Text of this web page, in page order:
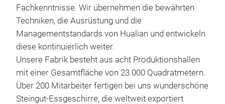
Fachkenntnisse. Wir übernehmen die bewährten
Techniken, die Ausrüstung und die
Managementstandards von Hualian und entwickeln
diese kontinuierlich weiter.
Unsere Fabrik besteht aus acht Produktionshallen
mit einer Gesamtfläche von 23.000 Quadratmetern.
Über 200 Mitarbeiter fertigen bei uns wunderschöne
Steingut-Essgeschirre, die weltweit exportiert